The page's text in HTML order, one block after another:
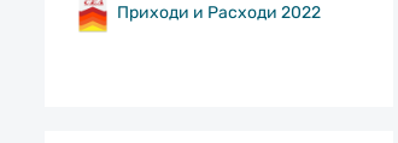
Приходи и Расходи 2022